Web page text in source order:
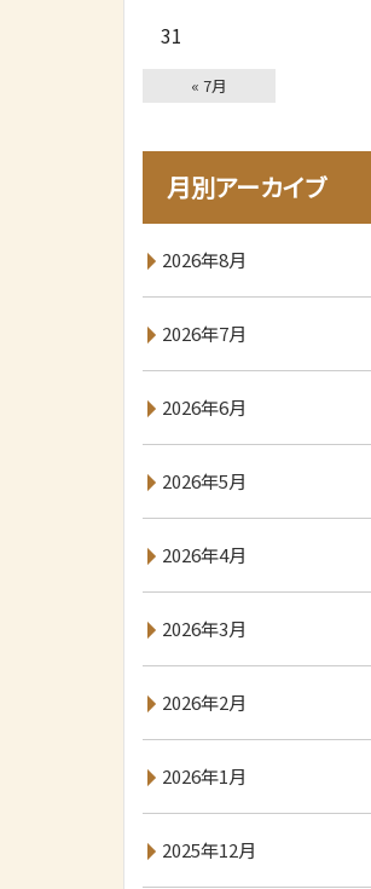
31
« 7月
月別アーカイブ
2026年8月
2026年7月
2026年6月
2026年5月
2026年4月
2026年3月
2026年2月
2026年1月
2025年12月